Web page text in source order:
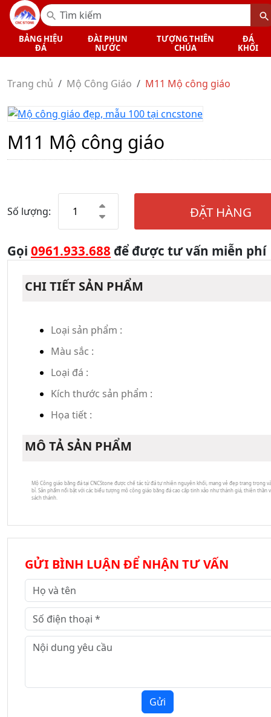
BẢNG HIỆU
ĐÁ
ĐÀI PHUN
NƯỚC
TƯỢNG THIÊN
CHÚA
ĐÁ
KHỐI
Trang chủ Mộ Công Giáo M11 Mộ công giáo
M11 Mộ công giáo
Số lượng: ĐẶT HÀNG
Gọi 0961.933.688 để được tư vấn miễn phí
CHI TIẾT SẢN PHẨM
Loại sản phẩm :
Màu sắc :
Loại đá :
Kích thước sản phẩm :
Họa tiết :
MÔ TẢ SẢN PHẨM
Mộ Công giáo bằng đá tại CNCStone được chế tác từ đá tự nhiên nguyên khối, mang vẻ đẹp trang trọng
bỉ. Sản phẩm nổi bật với các biểu tượng mô công giáo bằng đá cao cấp tinh xảo như thánh giá, thiên thần
sách thánh.
GỬI BÌNH LUẬN ĐỂ NHẬN TƯ VẤN
Gửi